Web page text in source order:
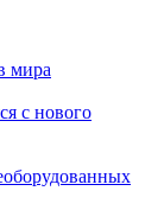
мира
с нового